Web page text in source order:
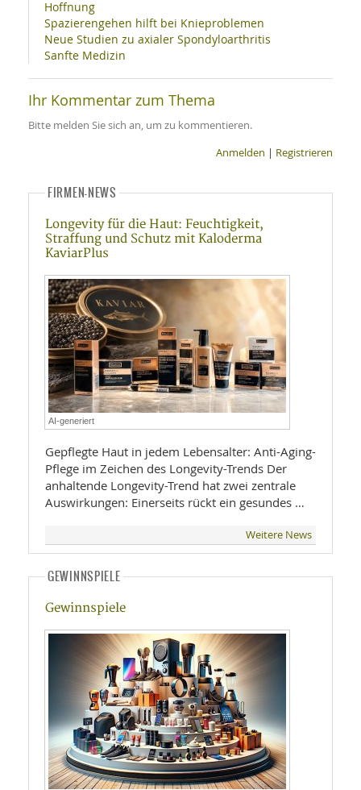
Hoffnung
Spazierengehen hilft bei Knieproblemen
Neue Studien zu axialer Spondyloarthritis
Sanfte Medizin
Ihr Kommentar zum Thema
Bitte melden Sie sich an, um zu kommentieren.
Anmelden | Registrieren
FIRMEN-NEWS
Longevity für die Haut: Feuchtigkeit,
Straffung und Schutz mit Kaloderma
KaviarPlus
AI-generiert
Gepflegte Haut in jedem Lebensalter: Anti-Aging-
Pflege im Zeichen des Longevity-Trends Der
anhaltende Longevity-Trend hat zwei zentrale
Auswirkungen: Einerseits rückt ein gesundes …
Weitere News
GEWINNSPIELE
Gewinnspiele